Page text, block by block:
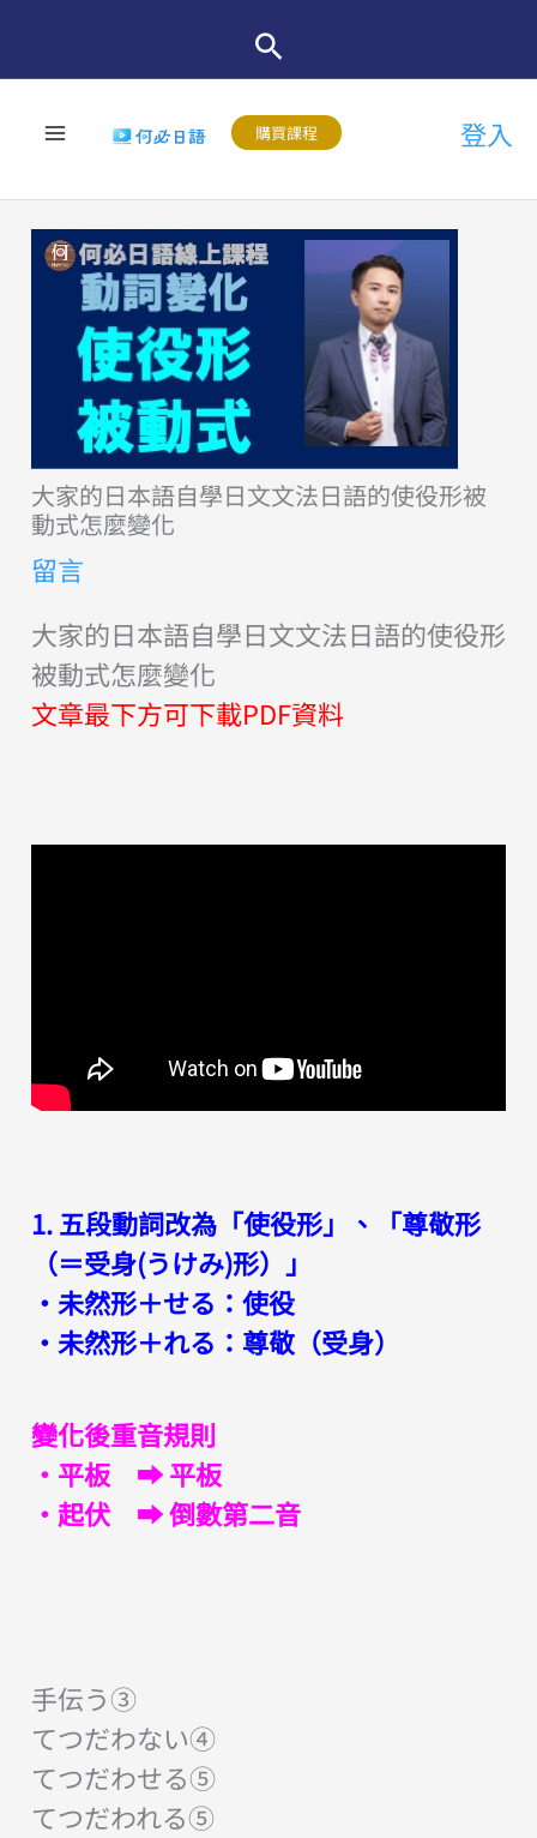
購買課程 登入
大家的日本語自學日文文法日語的使役形被
動式怎麼變化
留言
大家的日本語自學日文文法日語的使役形
被動式怎麼變化
文章最下方可下載PDF資料
1. 五段動詞改為「使役形」、「尊敬形
（＝受身(うけみ)形）」
・未然形＋せる：使役
・未然形＋れる：尊敬（受身）
變化後重音規則
・平板 ➡︎ 平板
・起伏 ➡︎ 倒數第二音
手伝う③
てつだわない④
てつだわせる⑤
てつだわれる⑤